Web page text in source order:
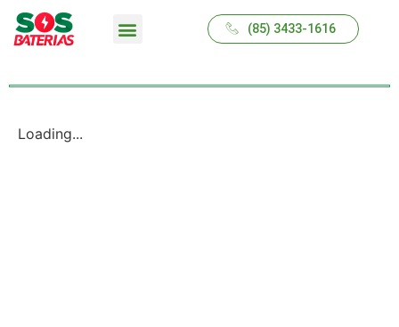
(85) 3433-1616
Loading...